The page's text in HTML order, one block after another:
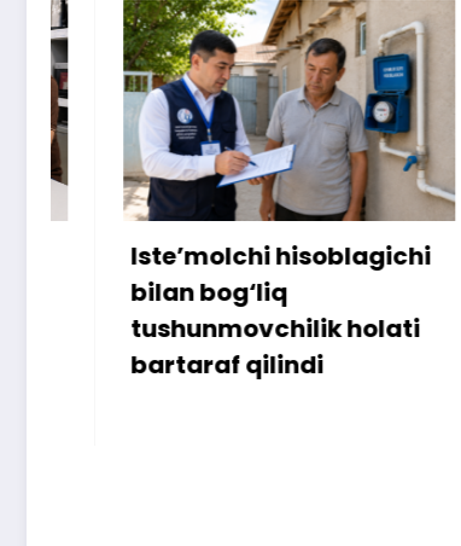
Iste’molchi hisoblagichi
bilan bog‘liq
tushunmovchilik holati
bartaraf qilindi